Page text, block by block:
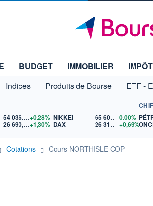
BUDGET IMMOBILIER
Indices Produits de Bourse ETF -
54 036,93+0,28%
26 690,62+1,30%
NIKKEI 65 606,71 0,00%
DAX
26 319,45 +0,69%
Cotations Cours NORTHISLE COP